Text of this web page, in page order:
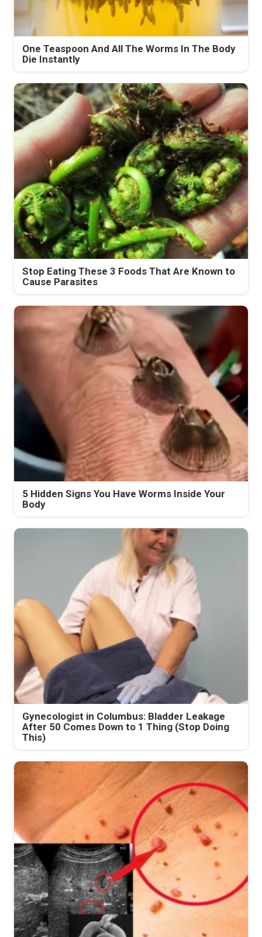
One Teaspoon And All The Worms In The Body
Die Instantly
Stop Eating These 3 Foods That Are Known to
Cause Parasites
5 Hidden Signs You Have Worms Inside Your
Body
Gynecologist in Columbus: Bladder Leakage
After 50 Comes Down to 1 Thing (Stop Doing
This)